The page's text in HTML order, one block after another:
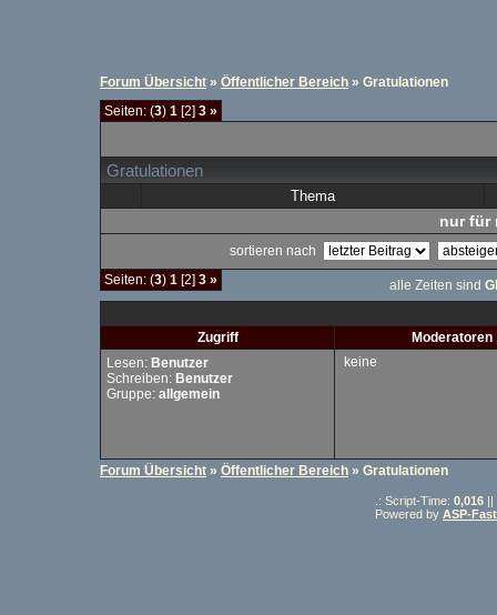
Forum Übersicht » Öffentlicher Bereich » Gratulationen
Seiten: (3) 1 [2] 3 »
Gratulationen
Thema
nur für
sortieren nach
Seiten: (3) 1 [2] 3 » alle Zeiten sind
Zugriff
Moderatoren
Lesen: Benutzer
Schreiben: Benutzer
Gruppe: allgemein
keine
Forum Übersicht » Öffentlicher Bereich » Gratulationen
.: Script-Time: 0,016 ||
Powered by ASP-